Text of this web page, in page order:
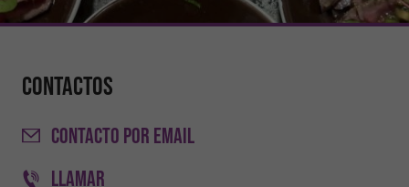
Contactos
CONTACTO POR EMAIL
LLAMAR